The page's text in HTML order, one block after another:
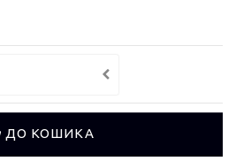
ДО КОШИКА